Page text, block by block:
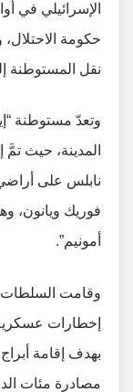
حكومة
نقل المستوطنة
وتعدّ مستوطنة
نابلس على
فوريك ويانون،
أمونيم”.
إخطارات
بهدف إقامة
مصادرة مئات